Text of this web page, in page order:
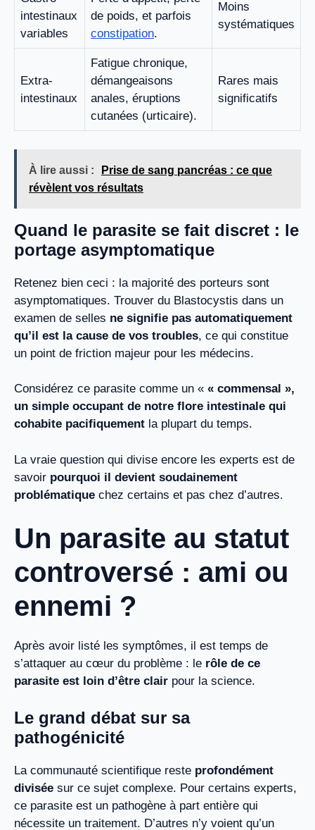
intestinaux
variables
de poids, et parfois
constipation.
Moins
systématiques
Extra-
intestinaux
Fatigue chronique,
démangeaisons
anales, éruptions
cutanées (urticaire).
Rares mais
significatifs
À lire aussi :
Prise de sang pancréas : ce que
révèlent vos résultats
Quand le parasite se fait discret : le
portage asymptomatique
Retenez bien ceci : la majorité des porteurs sont
asymptomatiques. Trouver du Blastocystis dans un
examen de selles ne signifie pas automatiquement
qu’il est la cause de vos troubles, ce qui constitue
un point de friction majeur pour les médecins.
Considérez ce parasite comme un « « commensal »,
un simple occupant de notre flore intestinale qui
cohabite pacifiquement la plupart du temps.
La vraie question qui divise encore les experts est de
savoir pourquoi il devient soudainement
problématique chez certains et pas chez d’autres.
Un parasite au statut
controversé : ami ou
ennemi ?
Après avoir listé les symptômes, il est temps de
s’attaquer au cœur du problème : le rôle de ce
parasite est loin d’être clair pour la science.
Le grand débat sur sa
pathogénicité
La communauté scientifique reste profondément
divisée sur ce sujet complexe. Pour certains experts,
ce parasite est un pathogène à part entière qui
nécessite un traitement. D’autres n’y voient qu’un